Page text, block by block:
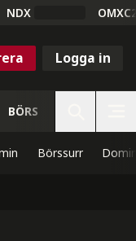
NDX
Logga in
BÖRS
Börssurr